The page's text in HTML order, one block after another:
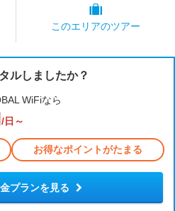
このエリアのツアー
ルしましたか？
WiFiなら
/日～
お得なポイントがたまる
プランを見る